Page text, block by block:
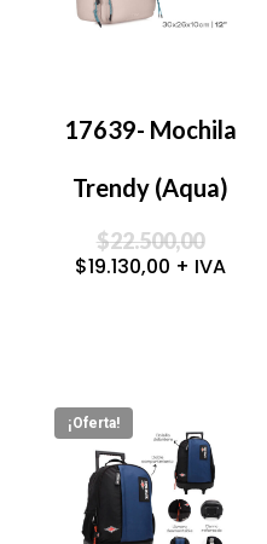
17639- Mochila
Trendy (Aqua)
$22.500,00Original
price
was:
$19.130,00Current
+ IVA
¡Oferta!